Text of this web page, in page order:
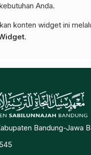
Anda.
konten widget ini
.
Bandung-Jawa